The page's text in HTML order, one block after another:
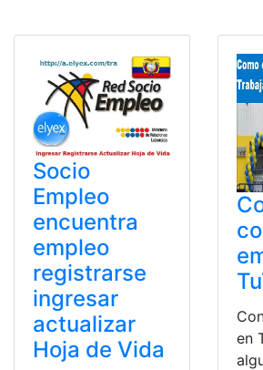
Socio
Empleo
encuentra
empleo
registrarse
ingresar
actualizar
Hoja de Vida
en